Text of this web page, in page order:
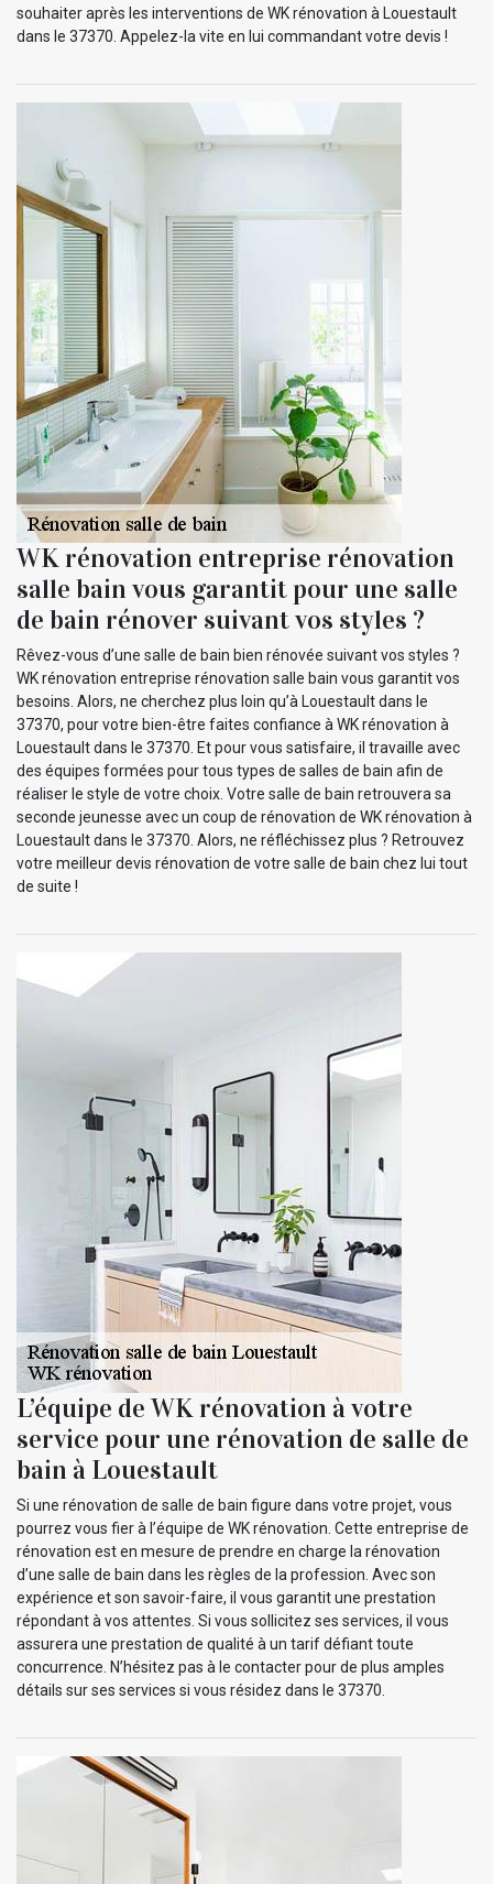
souhaiter après les interventions de WK rénovation à Louestault
dans le 37370. Appelez-la vite en lui commandant votre devis !
WK rénovation entreprise rénovation
salle bain vous garantit pour une salle
de bain rénover suivant vos styles ?
Rêvez-vous d’une salle de bain bien rénovée suivant vos styles ?
WK rénovation entreprise rénovation salle bain vous garantit vos
besoins. Alors, ne cherchez plus loin qu’à Louestault dans le
37370, pour votre bien-être faites confiance à WK rénovation à
Louestault dans le 37370. Et pour vous satisfaire, il travaille avec
des équipes formées pour tous types de salles de bain afin de
réaliser le style de votre choix. Votre salle de bain retrouvera sa
seconde jeunesse avec un coup de rénovation de WK rénovation à
Louestault dans le 37370. Alors, ne réfléchissez plus ? Retrouvez
votre meilleur devis rénovation de votre salle de bain chez lui tout
de suite !
L’équipe de WK rénovation à votre
service pour une rénovation de salle de
bain à Louestault
Si une rénovation de salle de bain figure dans votre projet, vous
pourrez vous fier à l’équipe de WK rénovation. Cette entreprise de
rénovation est en mesure de prendre en charge la rénovation
d’une salle de bain dans les règles de la profession. Avec son
expérience et son savoir-faire, il vous garantit une prestation
répondant à vos attentes. Si vous sollicitez ses services, il vous
assurera une prestation de qualité à un tarif défiant toute
concurrence. N’hésitez pas à le contacter pour de plus amples
détails sur ses services si vous résidez dans le 37370.